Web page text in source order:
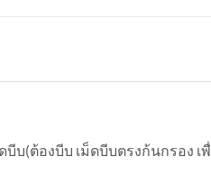
บ(ต้องบีบ เม็ดบีบตรงก้นกรอง